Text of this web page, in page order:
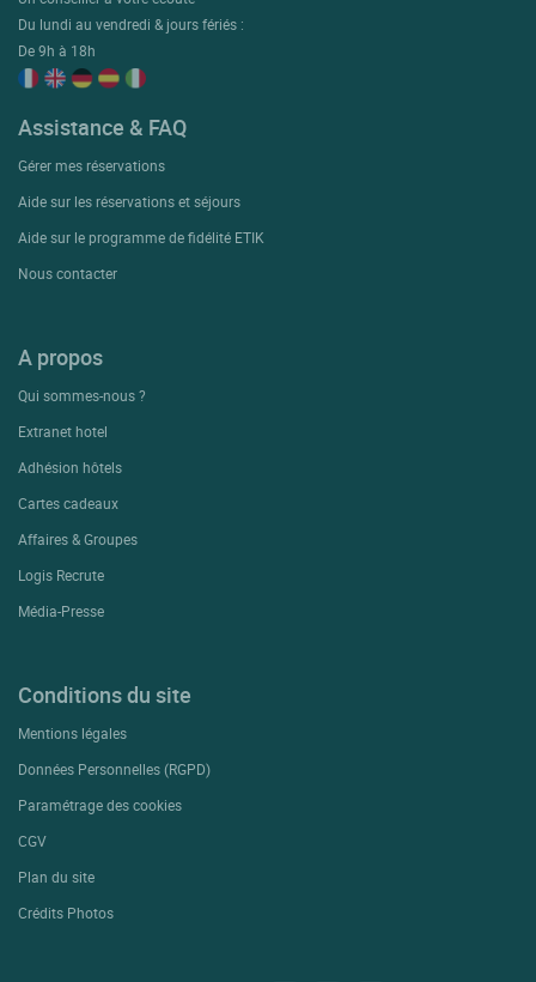
Du lundi au vendredi & jours fériés :
De 9h à 18h
Assistance & FAQ
Gérer mes réservations
Aide sur les réservations et séjours
Aide sur le programme de fidélité ETIK
Nous contacter
A propos
Qui sommes-nous ?
Extranet hotel
Adhésion hôtels
Cartes cadeaux
Affaires & Groupes
Logis Recrute
Média-Presse
Conditions du site
Mentions légales
Données Personnelles (RGPD)
Paramétrage des cookies
CGV
Plan du site
Crédits Photos